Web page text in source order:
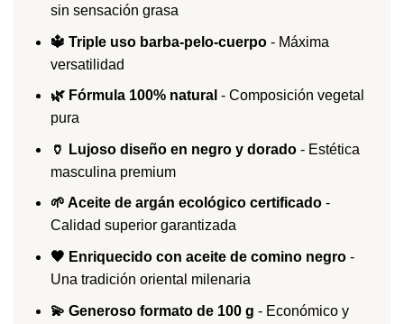
sin sensación grasa
🔱 Triple uso barba-pelo-cuerpo- Máxima
versatilidad
🌿 Fórmula 100% natural - Composición vegetal
pura
🏺 Lujoso diseño en negro y dorado- Estética
masculina premium
🌱 Aceite de argán ecológico certificado-
Calidad superior garantizada
🖤 Enriquecido con aceite de comino negro-
Una tradición oriental milenaria
💫 Generoso formato de 100 g - Económico y